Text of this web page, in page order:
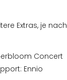
Extras, je nach
Concert
Ennio